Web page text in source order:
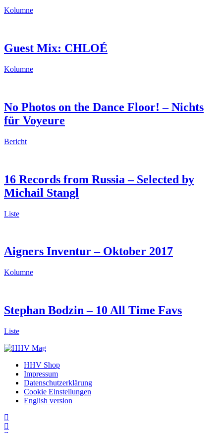
Kolumne
Guest Mix: CHLOÉ
Kolumne
No Photos on the Dance Floor! – Nichts
für Voyeure
Bericht
16 Records from Russia – Selected by
Michail Stangl
Liste
Aigners Inventur – Oktober 2017
Kolumne
Stephan Bodzin – 10 All Time Favs
Liste
HHV Shop
Impressum
Datenschutzerklärung
Cookie Einstellungen
English version